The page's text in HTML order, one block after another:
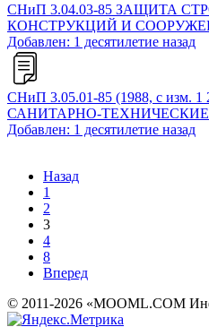
СНиП 3.04.03-85 ЗАЩИТА
КОНСТРУКЦИЙ И
Добавлен: 1 десятилетие назад
СНиП 3.05.01-85 (1988, с изм.
САНИТАРНО-
Добавлен: 1 десятилетие назад
Назад
1
2
3
4
8
Вперед
© 2011-2026 «MOOML.COM